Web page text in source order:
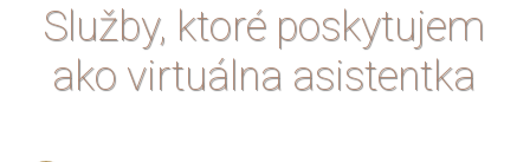
Služby, ktoré poskytujem
ako virtuálna asistentka